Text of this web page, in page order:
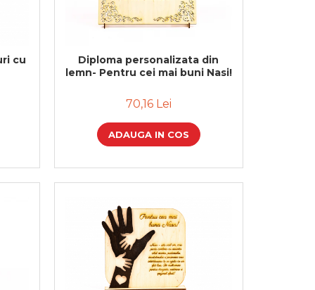
cu
Diploma personalizata din
lemn- Pentru cei mai buni Nasi!
70,16 Lei
ADAUGA IN COS